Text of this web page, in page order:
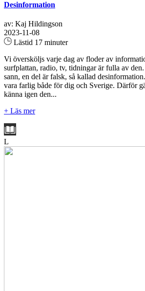
Desinformation
av: Kaj Hildingson
2023-11-08
Lästid 17 minuter
Vi översköljs varje dag av floder av
surfplattan, radio, tv, tidningar är fulla av
sann, en del är falsk, så kallad
vara farlig både för dig och Sverige. Därför
känna igen den...
+ Läs mer
L